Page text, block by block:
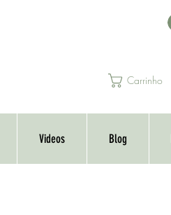
Carrinho
Videos Blog